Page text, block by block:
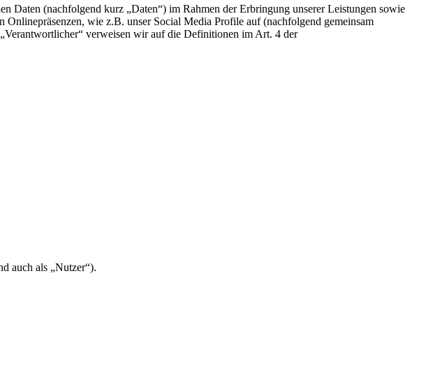
Daten (nachfolgend kurz „Daten“) im Rahmen der Erbringung unserer Leistungen sowie
wie z.B. unser Social Media Profile auf (nachfolgend gemeinsam
verweisen wir auf die Definitionen im Art. 4 der
auch als „Nutzer“).